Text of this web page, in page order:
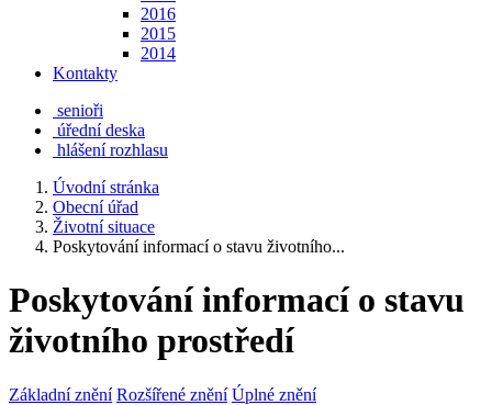
2016
2015
2014
Kontakty
senioři
úřední deska
hlášení rozhlasu
Úvodní stránka
Obecní úřad
Životní situace
Poskytování informací o stavu životního...
Poskytování informací o stavu
životního prostředí
Základní znění Rozšířené znění Úplné znění